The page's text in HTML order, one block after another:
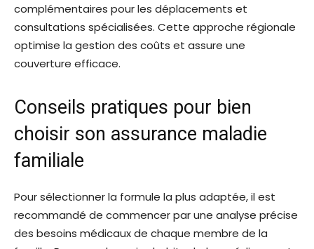
complémentaires pour les déplacements et
consultations spécialisées. Cette approche régionale
optimise la gestion des coûts et assure une
couverture efficace.
Conseils pratiques pour bien
choisir son assurance maladie
familiale
Pour sélectionner la formule la plus adaptée, il est
recommandé de commencer par une analyse précise
des besoins médicaux de chaque membre de la